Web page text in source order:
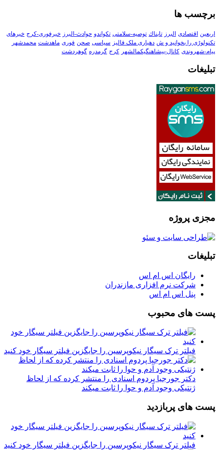
برچسب ها
اربعین اقتصادی البرز تابناك توصیه-سلامتی تکواندو حوادث-البرز خبرفوری-کرج خبرهای
تکنولوڑی را بخوانید و ش دهیاری ملک فالیز سیاسی صحن فوری ماهدشت محمدشهر
پیام-شهروندی کانال-پیشاهنگیکمالشهر کرج گرمدره گوهردشت
تبلیغات
مجزی پروژه
تبلیغات
رایگان اس ام اس
شرکت نرم افزاری مازندران
پنل اس ام اس
پست های محبوب
فیلتر ترک سیگار نیکوپرسین را جایگزین فیلتر سیگار خود کنید
دکتر جورجیا پردوم اسنادی را منتشر کرده که از لحاظ
ژنتیکی وجود آدم و حوا را ثابت میکند
پست های پربازدید
فیلتر ترک سیگار نیکوپرسین را جایگزین فیلتر سیگار خود کنید